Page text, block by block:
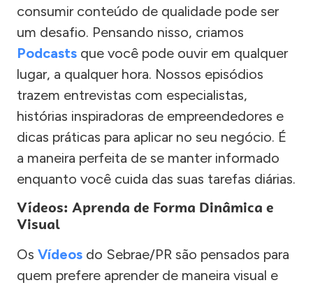
consumir conteúdo de qualidade pode ser
um desafio. Pensando nisso, criamos
Podcasts que você pode ouvir em qualquer
lugar, a qualquer hora. Nossos episódios
trazem entrevistas com especialistas,
histórias inspiradoras de empreendedores e
dicas práticas para aplicar no seu negócio. É
a maneira perfeita de se manter informado
enquanto você cuida das suas tarefas diárias.
Vídeos: Aprenda de Forma Dinâmica e
Visual
Os Vídeos do Sebrae/PR são pensados para
quem prefere aprender de maneira visual e